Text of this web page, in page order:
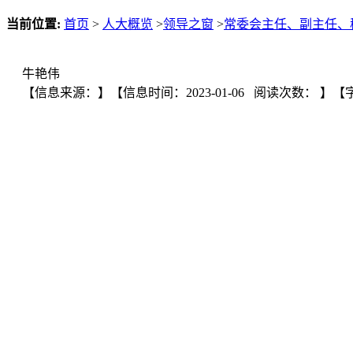
当前位置: 首页 > 人大概览 >领导之窗 >常委会主任、副主任、
牛艳伟
【信息来源： 】 【信息时间：2023-01-06 阅读次数： 】【